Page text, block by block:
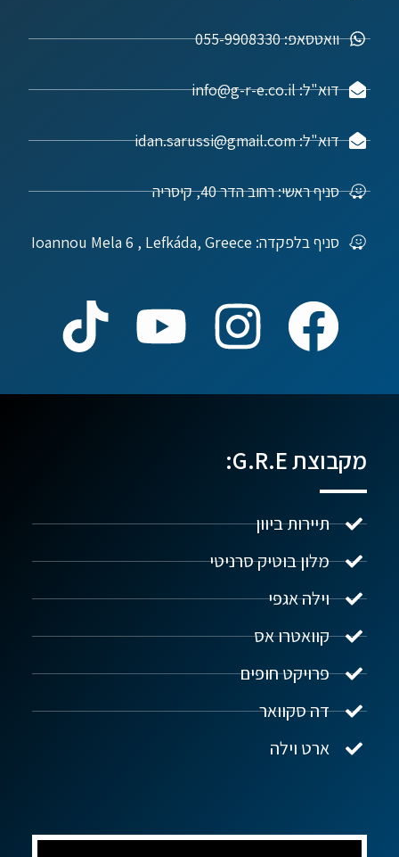
וואטסאפ: 055-9908330
דוא"ל: info@g-r-e.co.il
דוא"ל: idan.sarussi@gmail.com
סניף ראשי: רחוב הדר 40, קיסריה
סניף בלפקדה: Ioannou Mela 6 , Lefkáda, Greece
מקבוצת G.R.E:
תיירות ביוון
מלון בוטיק סרניטי
וילה אגפי
קוואטרו אס
פרויקט חופים
דה סקוואר
ארט וילה
נדל"ן ביוון G.R.E
שלום! איך אפשר לעזור?